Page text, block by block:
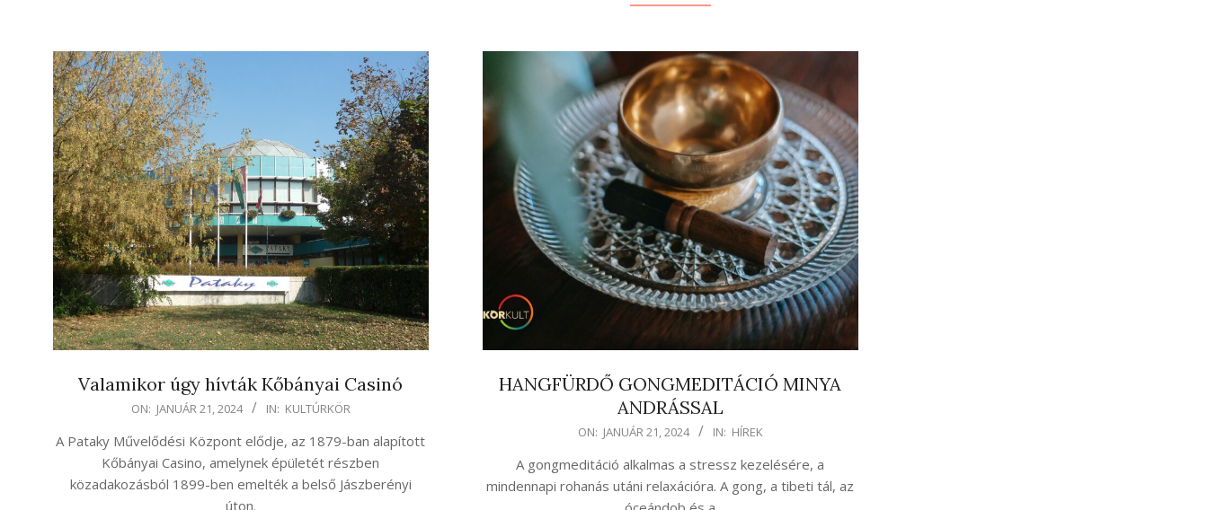
Valamikor úgy hívták Kőbányai Casinó
21
ON: JANUÁR 21, 2024 IN: KULTÚRKÖR
A Pataky Művelődési Központ elődje, az 1879-ban alapított
Kőbányai Casino, amelynek épületét részben
közadakozásból 1899-ben emelték a belső Jászberényi
úton.
HANGFÜRDŐ GONGMEDITÁCIÓ MINYA
ANDRÁSSAL
ON: JANUÁR 21, 2024 IN: HÍREK
A gongmeditáció alkalmas a stressz kezelésére, a
mindennapi rohanás utáni relaxációra. A gong, a tibeti tál, az